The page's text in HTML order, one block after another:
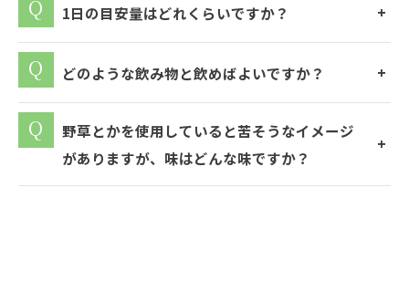
1日の目安量はどれくらいですか？
どのような飲み物と飲めばよいですか？
野草とかを使用していると苦そうなイメージ
がありますが、味はどんな味ですか？